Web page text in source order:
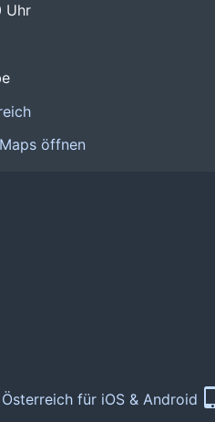
Uhr
öffnen
für iOS & Android